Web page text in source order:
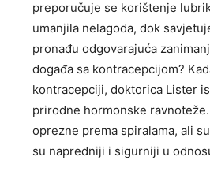
preporučuje se korištenje
umanjila nelagoda, dok
pronađu odgovarajuća
događa sa kontracepcijom?
kontracepciji, doktorica Lister
prirodne hormonske
oprezne prema spiralama, ali
su napredniji i sigurniji u